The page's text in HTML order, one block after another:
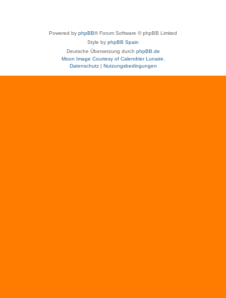
Powered by phpBB® Forum Software © phpBB Limited
Style by phpBB Spain
Deutsche Übersetzung durch phpBB.de
Moon Image Courtesy of Calendrier Lunaire.
Datenschutz| Nutzungsbedingungen